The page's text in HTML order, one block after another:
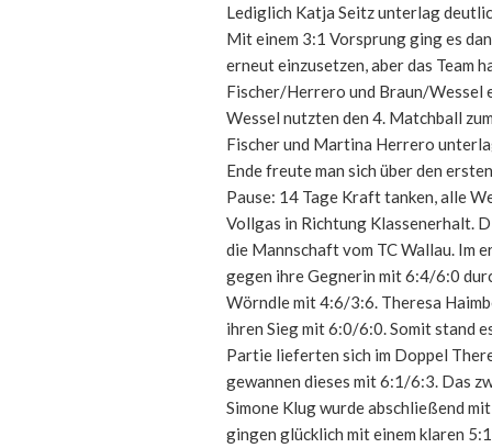
Lediglich Katja Seitz unterlag
Mit einem 3:1 Vorsprung ging es
erneut einzusetzen, aber das Team
Fischer/Herrero und Braun/Wessel
Wessel nutzten den 4. Matchball
Fischer und Martina Herrero
Ende freute man sich über den
Pause: 14 Tage Kraft tanken, alle
Vollgas in Richtung Klassenerhalt.
die Mannschaft vom TC Wallau. Im
gegen ihre Gegnerin mit 6:4/6:0
Wörndle mit 4:6/3:6. Theresa
ihren Sieg mit 6:0/6:0. Somit stand
Partie lieferten sich im Doppel
gewannen dieses mit 6:1/6:3. Das
Simone Klug wurde abschließend
gingen glücklich mit einem klaren